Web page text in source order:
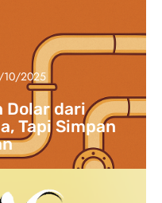
2025
Dolar dari
Tapi Simpan